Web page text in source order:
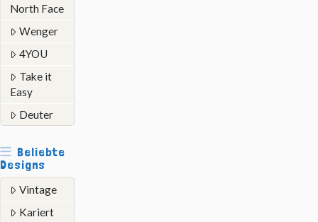
North Face
Wenger
4YOU
Take it
Easy
Deuter
Beliebte
Designs
Vintage
Kariert